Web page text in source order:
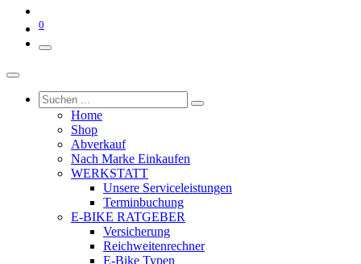
0
Home
Shop
Abverkauf
Nach Marke Einkaufen
WERKSTATT
Unsere Serviceleistungen
Terminbuchung
E-BIKE RATGEBER
Versicherung
Reichweitenrechner
E-Bike Typen